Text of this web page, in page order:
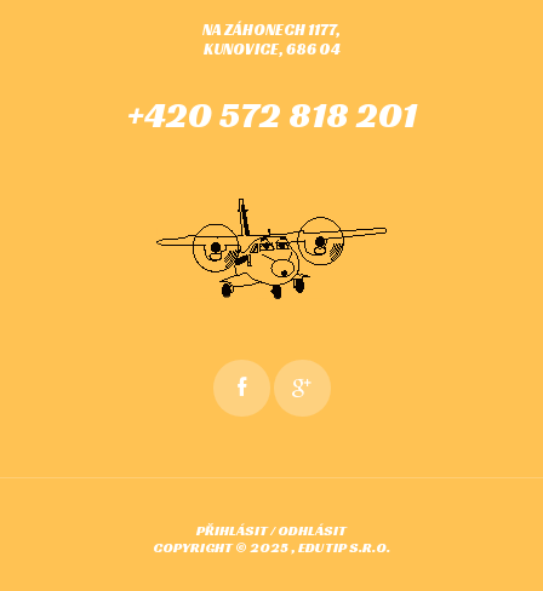
NA ZÁHONECH 1177,
KUNOVICE, 686 04
+420 572 818 201
PŘIHLÁSIT/ODHLÁSIT
COPYRIGHT © 2025 , EDUTIP S.R.O.